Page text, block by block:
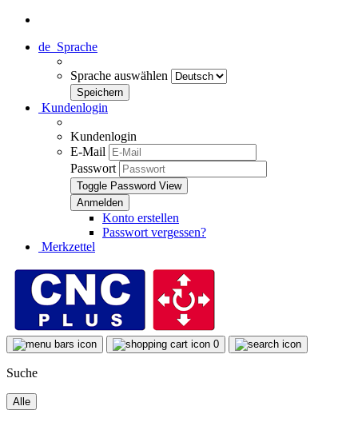
de Sprache
Sprache auswählen
Kundenlogin
Kundenlogin
E-Mail
Passwort
Toggle Password View
Konto erstellen
Passwort vergessen?
Merkzettel
0
Suche
Alle